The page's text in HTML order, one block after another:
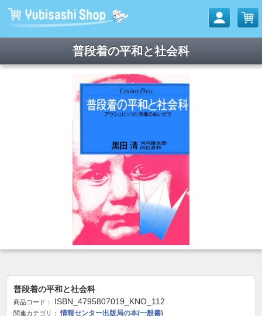
普段着の平和と社会科
普段着の平和と社会科
商品コード： ISBN_4795807019_KNO_112
関連カテゴリ： 情報センター出版局の本(一般書)